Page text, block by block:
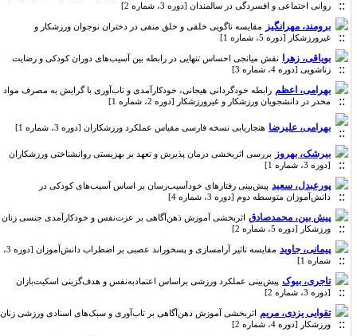
روانی اجتماعی و افسردگی در سالمندان [دوره 3، شماره 2]
برومند، مهرانگیز مقایسه ناگویی خلقی و خلق منفی در دختران نوجوان ورزشکار و
غیرورزشکار [دوره 5، شماره 1]
بویاقی، زهرا نقش میانجی احساس تنهایی در رابطه بین آسیب‌های دوران کودکی و رضایت
زناشویی [دوره 4، شماره 3]
بهرامی، اعظم رابطه خودگردانی هیجانی، خودکارآمدی و تاب‌آوری با گرایش به مصرف مواد
مخدر در دانشجویان ورزشکار و غیرورزشکار [دوره 2، شماره 1]
بهرامی، علیرضا هنجاریابی نسخه فارسی مقیاس عملکرد ورزشکاران [دوره 3، شماره 1]
بیرشک، بهروز بررسی اثربخشی درمان پذیرش و تعهد بر بهزیستی روانشناختی ورزشکاران
[دوره 3، شماره 1]
پورعبدل، سعید پیش‌بینی رفتارهای خودآسیب‌رسان بر اساس آسیب‌های کودکی در
دانش‌آموزان متوسطه دوم [دوره 3، شماره 4]
پیش بین، محمدصادق اثربخشی آموزش ذهن‌آگاهی بر عزت‌نفس و خودکارآمدی جنسی زنان
ورزشکار [دوره 5، شماره 2]
پیمانی، جاوید
مقایسه تاثیر آرامسازی و پسخوراند عصبی بر اضطراب دانش‌آموزان [دوره 3،
شماره 1]
تاجری، بیوک پیش‌بینی عملکرد ورزشی براساس اعتمادبه‌نفس و هدف‌گزینی اسکیت‌بازان
[دوره 3، شماره 2]
تقوایی یزدی، مریم اثربخشی آموزش ذهن‌آگاهی بر تاب‌آوری و سبک‌های اسنادی ورزشی زنان
ورزشکار [دوره 4، شماره 2]